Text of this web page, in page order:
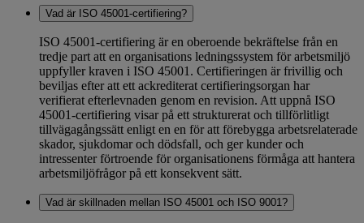
Vad är ISO 45001-certifiering?
ISO 45001-certifiering är en oberoende bekräftelse från en
tredje part att en organisations ledningssystem för arbetsmiljö
uppfyller kraven i ISO 45001. Certifieringen är frivillig och
beviljas efter att ett ackrediterat certifieringsorgan har
verifierat efterlevnaden genom en revision. Att uppnå ISO
45001-certifiering visar på ett strukturerat och tillförlitligt
tillvägagångssätt enligt en en för att förebygga arbetsrelaterade
skador, sjukdomar och dödsfall, och ger kunder och
intressenter förtroende för organisationens förmåga att hantera
arbetsmiljöfrågor på ett konsekvent sätt.
Vad är skillnaden mellan ISO 45001 och ISO 9001?